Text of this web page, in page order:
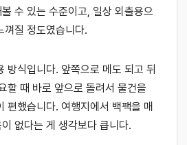
수 있는 수준이고, 일상 외출용으
껴질 정도였습니다.
방식입니다. 앞쪽으로 메도 되고 뒤
할 때 바로 앞으로 돌려서 물건을
편했습니다. 여행지에서 백팩을 매
없다는 게 생각보다 큽니다.